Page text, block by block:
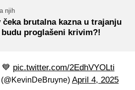
njih
čeka brutalna kazna u trajanju
proglašeni krivim?!
pic.twitter.com/2EdhVYOLti
April 4, 2025